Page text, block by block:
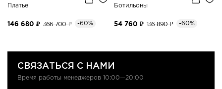
Платье
146 680 ₽ 366 700 ₽ -60%
Ботильоны
54 760 ₽ 136 890 ₽ -60%
СВЯЗАТЬСЯ С НАМИ
Время работы менеджеров 10:00—20:00